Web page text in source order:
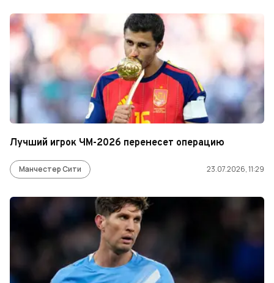
Лучший игрок ЧМ-2026 перенесет операцию
Манчестер Сити 23.07.2026, 11:29